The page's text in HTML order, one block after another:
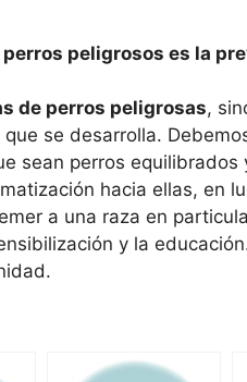
peligrosos es la
de perros peligrosas,
se desarrolla.
sean perros
hacia ellas, en
a una raza en
y la